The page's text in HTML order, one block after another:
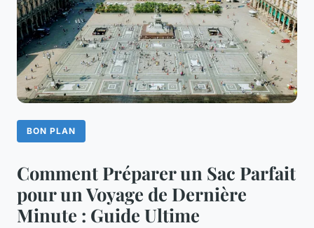
BON PLAN
Comment Préparer un Sac Parfait
pour un Voyage de Dernière
Minute : Guide Ultime